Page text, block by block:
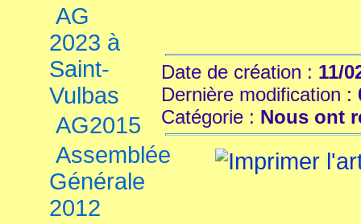
AG
2023 à
Saint-
Vulbas
AG2015
Assemblée
Générale
2012
Date de création : 11/
Dernière modification :
Catégorie : Nous ont